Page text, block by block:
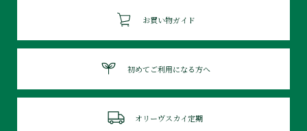
お買い物ガイド
初めてご利用になる方へ
オリーヴスカイ定期